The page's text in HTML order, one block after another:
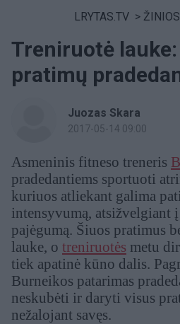
LRYTAS.TV > ŽINIOS
Treniruotė
pratimų
Juozas Skara
2017-05-14 09:00
Asmeninis fitneso treneris
pradedantiems sportuoti
kuriuos atliekant galima
intensyvumą, atsižvelgiant
pajėgumą. Šiuos pratimus
lauke, o treniruotės metu
tiek apatinė kūno dalis.
Burneikos patarimas
neskubėti ir daryti visus
nežalojant savęs.